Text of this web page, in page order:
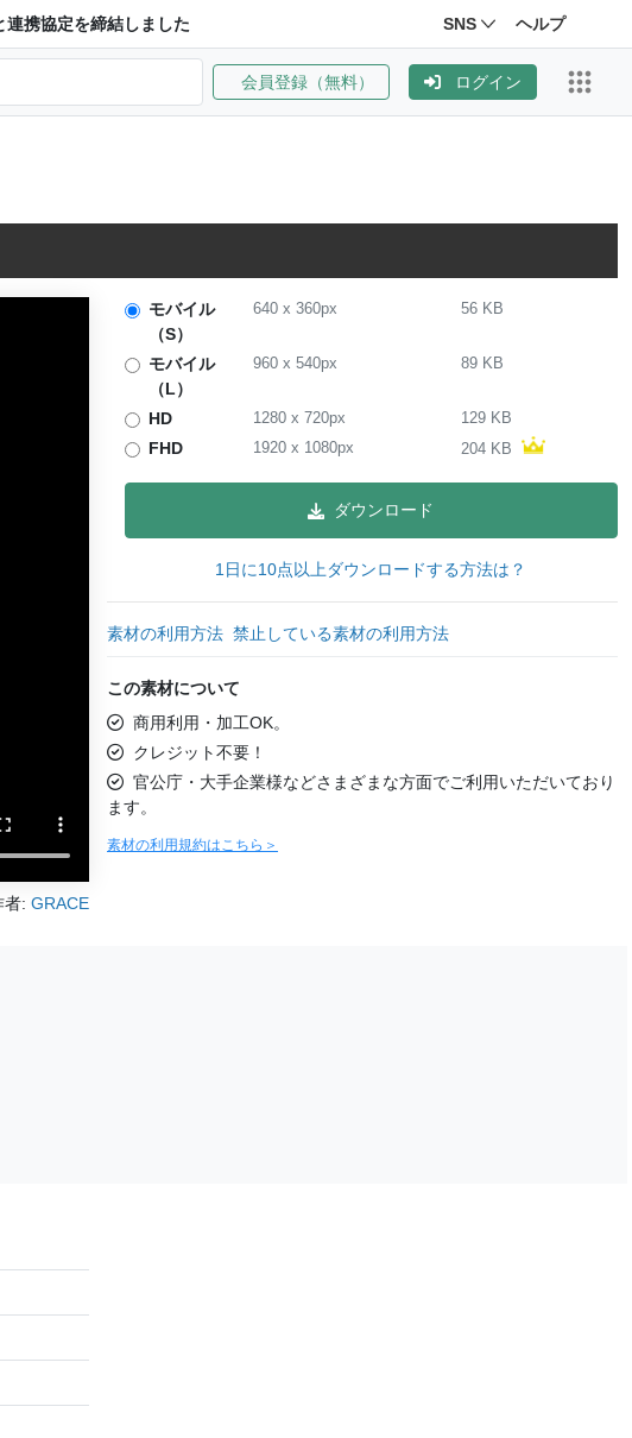
携協定を締結しました SNS ヘルプ
会員登録（無料） ログイン
者: GRACE
モバイル
（S）
640x 360px 56 KB
モバイル
（L）
960x 540px 89 KB
HD 1280x 720px 129 KB
FHD 1920x 1080px 204 KB
ダウンロード
1日に10点以上ダウンロードする方法は？
素材の利用方法 禁止している素材の利用方法
この素材について
商用利用・加工OK。
クレジット不要！
官公庁・大手企業様などさまざまな方面でご利用いただいており
ます。
素材の利用規約はこちら＞